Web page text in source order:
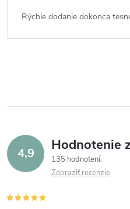
Rýchle dodanie dokonca
4,9 Hodnotenie
135 hodnotení
Zobraziť recenzie